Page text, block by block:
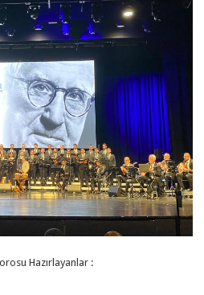
Hazırlayanlar :